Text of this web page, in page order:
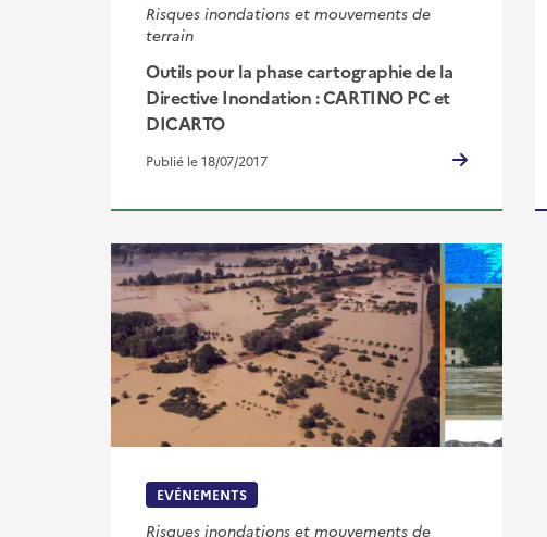
Risques inondations et mouvements de
terrain
Outils pour la phase cartographie de la
Directive Inondation : CARTINO PC et
DICARTO
Publié le 18/07/2017
EVÉNEMENTS
Risques inondations et mouvements de